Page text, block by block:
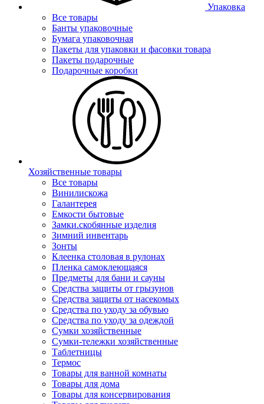
Упаковка
Все товары
Банты упаковочные
Бумага упаковочная
Пакеты для упаковки и фасовки товара
Пакеты подарочные
Подарочные коробки
Хозяйственные товары
Все товары
Винилискожа
Галантерея
Емкости бытовые
Замки.скобянные изделия
Зимний инвентарь
Зонты
Клеенка столовая в рулонах
Пленка самоклеющаяся
Предметы для бани и сауны
Средства защиты от грызунов
Средства защиты от насекомых
Средства по уходу за обувью
Средства по уходу за одеждой
Сумки хозяйственные
Сумки-тележки хозяйственные
Таблетницы
Термос
Товары для ванной комнаты
Товары для дома
Товары для консервирования